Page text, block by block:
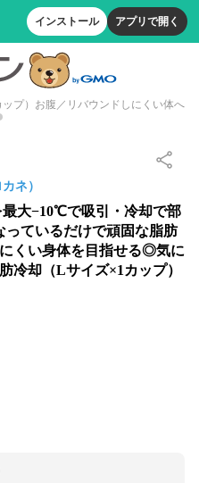
インストール アプリで開く
プ）お腹／リバウンドしにくい体へ
ネ）
大−10℃で吸引・冷却で部
っているだけで頑固な脂肪
くい身体を目指せる◎気に
冷却（Lサイズ×1カップ）